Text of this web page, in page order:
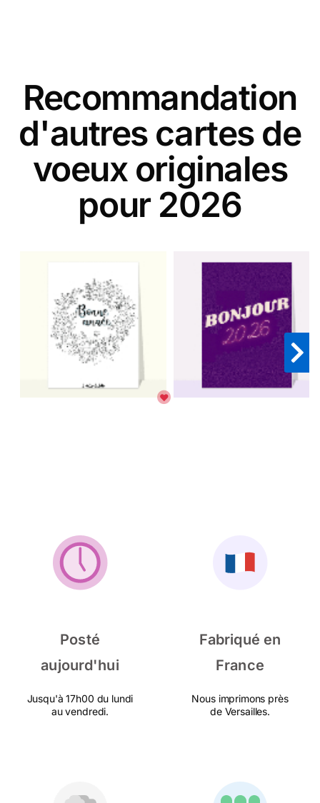
Recommandation
d'autres cartes de
voeux originales
pour 2026
Posté
aujourd'hui
Jusqu'à 17h00 du lundi
au vendredi.
Fabriqué en
France
Nous imprimons près
de Versailles.